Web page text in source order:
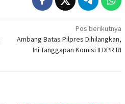
Pos berikutnya
Ambang Batas Pilpres Dihilangkan,
Ini Tanggapan Komisi II DPR RI